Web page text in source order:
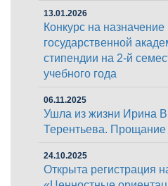
13.01.2026
Конкурс на
государственной
стипендии на 2-й
учебного года
06.11.2025
Ушла из жизни Ирина
Терентьева. Прощание
24.10.2025
Открыта регистрация